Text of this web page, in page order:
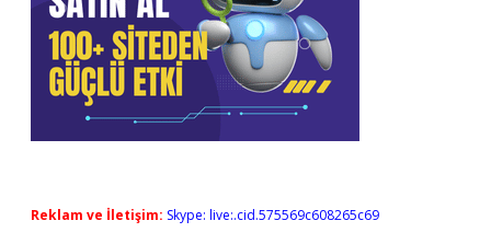
Reklam ve İletişim: Skype: live:.cid.575569c608265c69